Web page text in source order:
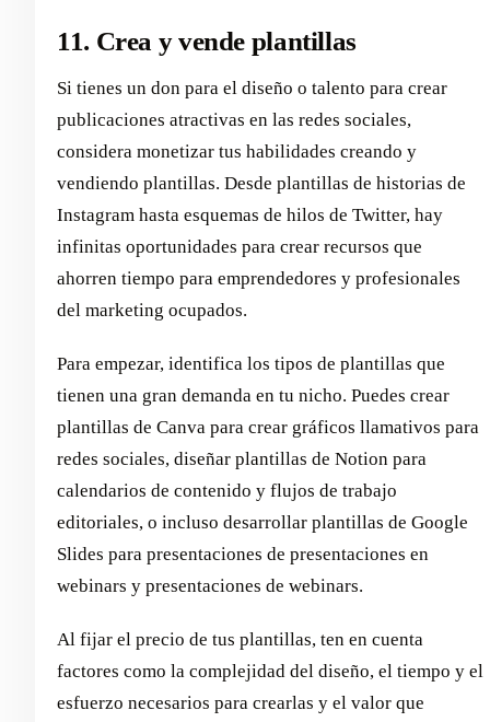
11. Crea y vende plantillas
Si tienes un don para el diseño o talento para crear
publicaciones atractivas en las redes sociales,
considera monetizar tus habilidades creando y
vendiendo plantillas. Desde plantillas de historias de
Instagram hasta esquemas de hilos de Twitter, hay
infinitas oportunidades para crear recursos que
ahorren tiempo para emprendedores y profesionales
del marketing ocupados.
Para empezar, identifica los tipos de plantillas que
tienen una gran demanda en tu nicho. Puedes crear
plantillas de Canva para crear gráficos llamativos para
redes sociales, diseñar plantillas de Notion para
calendarios de contenido y flujos de trabajo
editoriales, o incluso desarrollar plantillas de Google
Slides para presentaciones de presentaciones en
webinars y presentaciones de webinars.
Al fijar el precio de tus plantillas, ten en cuenta
factores como la complejidad del diseño, el tiempo y el
esfuerzo necesarios para crearlas y el valor que